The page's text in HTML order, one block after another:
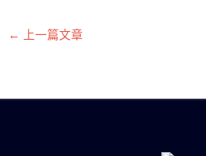
← 上一篇文章